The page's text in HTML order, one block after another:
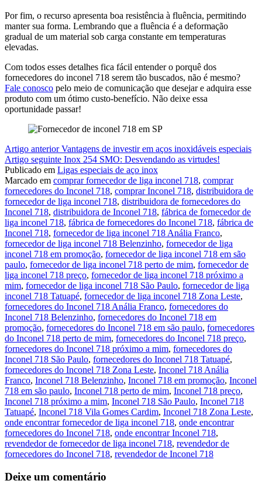
Por fim, o recurso apresenta boa resistência à fluência, permitindo
manter sua forma. Lembrando que a fluência é a deformação
gradual de um material sob carga constante em temperaturas
elevadas.
Com todos esses detalhes fica fácil entender o porquê dos
fornecedores do inconel 718 serem tão buscados, não é mesmo?
Fale conosco pelo meio de comunicação que desejar e adquira esse
produto com um ótimo custo-benefício. Não deixe essa
oportunidade passar!
Continue
lendo
Artigo anteriorVantagens de investir em aços inoxidáveis especiais
Artigo seguinte Inox 254 SMO: Desvendando as virtudes!
Publicado em Ligas especiais de aço inox
Marcado em comprar fornecedor de liga inconel 718, comprar
fornecedores do Inconel 718, comprar Inconel 718, distribuidora de
fornecedor de liga inconel 718, distribuidora de fornecedores do
Inconel 718, distribuidora de Inconel 718, fábrica de fornecedor de
liga inconel 718, fábrica de fornecedores do Inconel 718, fábrica de
Inconel 718, fornecedor de liga inconel 718 Anália Franco,
fornecedor de liga inconel 718 Belenzinho, fornecedor de liga
inconel 718 em promoção, fornecedor de liga inconel 718 em são
paulo, fornecedor de liga inconel 718 perto de mim, fornecedor de
liga inconel 718 preço, fornecedor de liga inconel 718 próximo a
mim, fornecedor de liga inconel 718 São Paulo, fornecedor de liga
inconel 718 Tatuapé, fornecedor de liga inconel 718 Zona Leste,
fornecedores do Inconel 718 Anália Franco, fornecedores do
Inconel 718 Belenzinho, fornecedores do Inconel 718 em
promoção, fornecedores do Inconel 718 em são paulo, fornecedores
do Inconel 718 perto de mim, fornecedores do Inconel 718 preço,
fornecedores do Inconel 718 próximo a mim, fornecedores do
Inconel 718 São Paulo, fornecedores do Inconel 718 Tatuapé,
fornecedores do Inconel 718 Zona Leste, Inconel 718 Anália
Franco, Inconel 718 Belenzinho, Inconel 718 em promoção, Inconel
718 em são paulo, Inconel 718 perto de mim, Inconel 718 preço,
Inconel 718 próximo a mim, Inconel 718 São Paulo, Inconel 718
Tatuapé, Inconel 718 Vila Gomes Cardim, Inconel 718 Zona Leste,
onde encontrar fornecedor de liga inconel 718, onde encontrar
fornecedores do Inconel 718, onde encontrar Inconel 718,
revendedor de fornecedor de liga inconel 718, revendedor de
fornecedores do Inconel 718, revendedor de Inconel 718
Deixe um comentário